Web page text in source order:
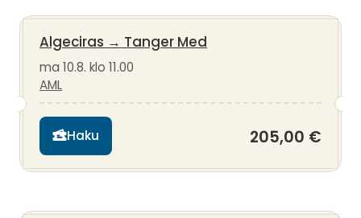
Algeciras → Tanger Med
ma 10.8. klo 11.00
AML
Haku 205,00 €